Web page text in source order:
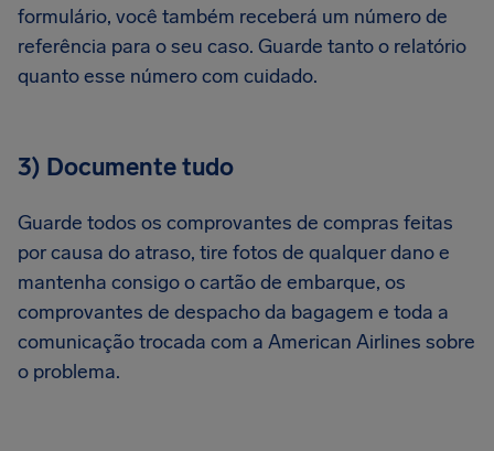
formulário, você também receberá um número de
referência para o seu caso. Guarde tanto o relatório
quanto esse número com cuidado.
3) Documente tudo
Guarde todos os comprovantes de compras feitas
por causa do atraso, tire fotos de qualquer dano e
mantenha consigo o cartão de embarque, os
comprovantes de despacho da bagagem e toda a
comunicação trocada com a American Airlines sobre
o problema.